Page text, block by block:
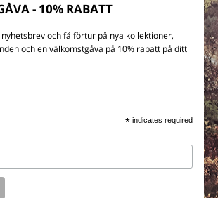
- 10% RABATT
och få förtur på nya kollektioner,
och en välkomstgåva på 10% rabatt på ditt
* indicates required